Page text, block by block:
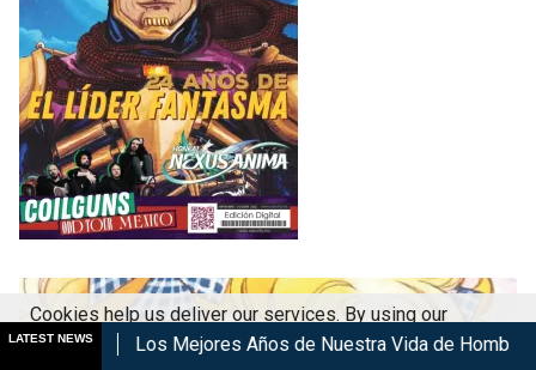
LATEST NEWS
Mejores Años de Nuestra Vida de Hombres G en cines
Cookies help us deliver our services. By using our
services, you agree to our use of cookies.
Got it